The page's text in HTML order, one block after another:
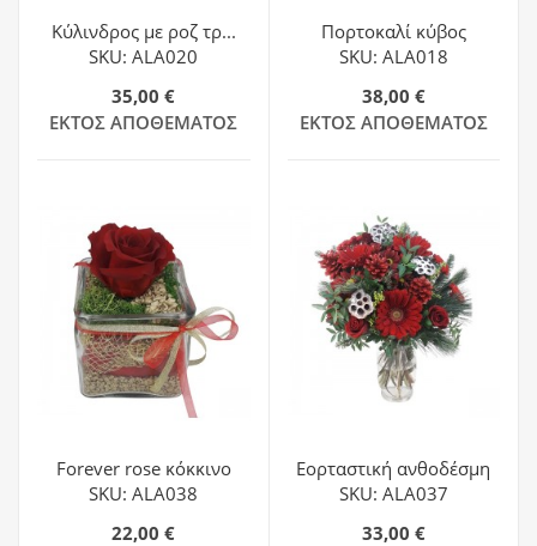
Κύλινδρος με ροζ τρ...
SKU: ALA020
35,00 €
ΕΚΤΌΣ ΑΠΟΘΈΜΑΤΟΣ
Πορτοκαλί κύβος
SKU: ALA018
38,00 €
ΕΚΤΌΣ ΑΠΟΘΈΜΑΤΟΣ
Forever rose κόκκινο
SKU: ALA038
22,00 €
Εορταστική ανθοδέσμη
SKU: ALA037
33,00 €